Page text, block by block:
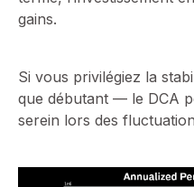
gains.
Si vous privilégiez la
que débutant — le DCA
serein lors des